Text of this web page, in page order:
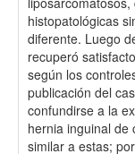
histopatológicas
diferente. Luego
recuperó
según los
publicación del
confundirse a la
hernia inguinal de
similar a estas;